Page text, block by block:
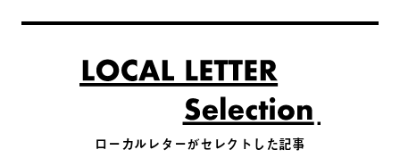
ローカルレターがセレクトした記事